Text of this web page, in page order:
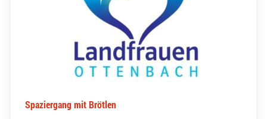
Spaziergang mit Brötlen